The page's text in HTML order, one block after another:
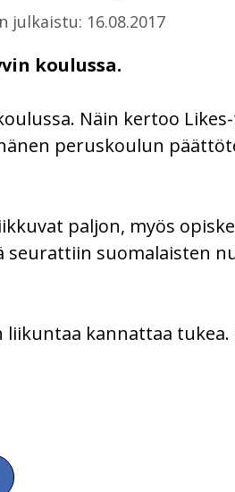
julkaistu: 16.08.2017
koulussa.
Näin kertoo
peruskoulun
paljon, myös
seurattiin suomalaisten
kannattaa tukea.